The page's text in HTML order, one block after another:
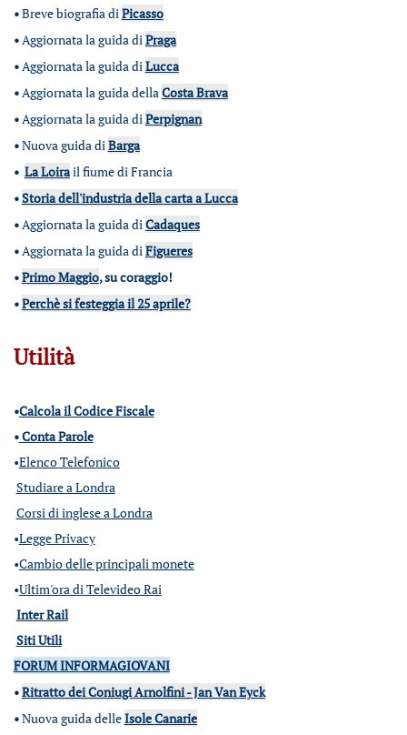
•Breve biografia diPicasso
•Aggiornata la guida diPraga
•Aggiornata la guida diLucca
•Aggiornata la guida dellaCosta Brava
•Aggiornata la guida diPerpignan
•Nuova guida diBarga
• La Loirail fiume di Francia
•Storia dell'industria della carta a Lucca
•Aggiornata la guida diCadaques
•Aggiornata la guida diFigueres
•Primo Maggio, su coraggio!
•Perchè si festeggia il 25 aprile?
Utilità
•Calcola il Codice Fiscale
•Conta Parole
•Elenco Telefonico
Studiare a Londra
Corsi di inglese a Londra
•Legge Privacy
•Cambio delle principali monete
•Ultim'ora di Televideo Rai
Inter Rail
Siti Utili
FORUM INFORMAGIOVANI
•Ritratto dei Coniugi Arnolfini - Jan Van Eyck
•Nuova guida delleIsole Canarie